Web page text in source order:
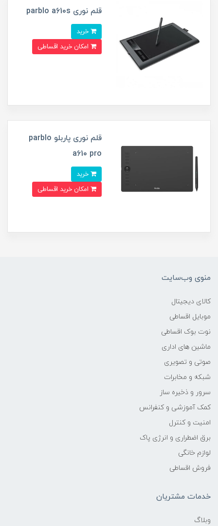
قلم نوری parblo a610s
قلم نوری پاربلو parblo
a610 pro
منوی وب‌سایت
کالای دیجیتال
موبایل اقساطی
نوت بوک اقساطی
ماشین های اداری
صوتی و تصویری
شبکه و مخابرات
سرور و ذخیره ساز
کمک آموزشی و کنفرانس
امنیت و کنترل
برق اضطراری و انرژی پاک
لوازم خانگی
فروش اقساطی
خدمات مشتریان
وبلاگ